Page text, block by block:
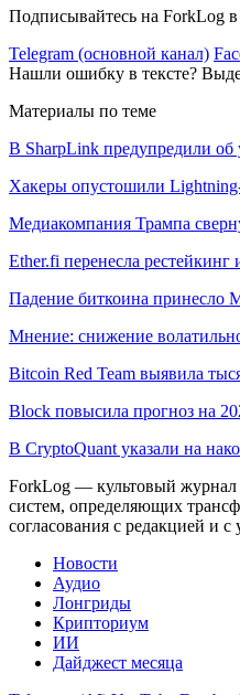
Подписывайтесь на ForkLog
Telegram (основной канал)
Нашли ошибку в тексте?
Материалы по теме
В SharpLink предупредили об
Хакеры опустошили
Медиакомпания Трампа
Ether.fi перенесла
Падение биткоина принесло
Мнение: снижение
Bitcoin Red Team выявила
Block повысила прогноз на
В CryptoQuant указали на
ForkLog — культовый журнал
систем, определяющих
согласования с редакцией и
Новости
Аудио
Лонгриды
Крипториум
ИИ
Дайджест месяца